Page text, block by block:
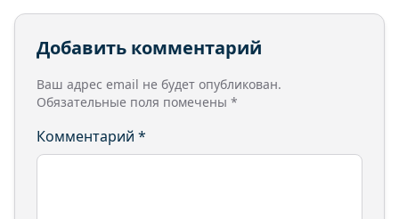
Добавить комментарий
Ваш адрес email не будет опубликован.
Обязательные поля помечены *
Комментарий *